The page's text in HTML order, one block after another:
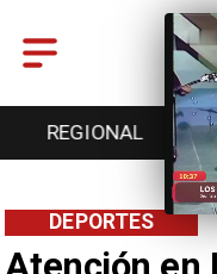
REGIONAL
DEPORTES